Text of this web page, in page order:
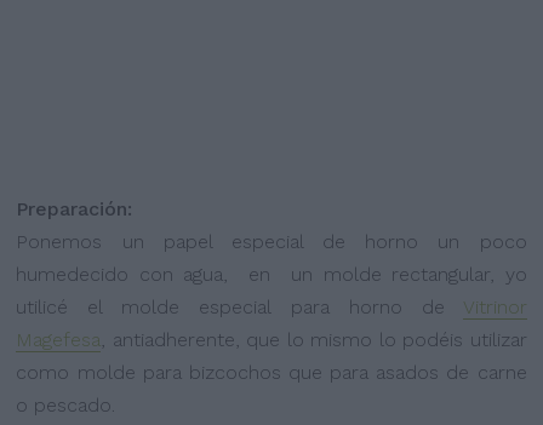
Preparación:
Ponemos un papel especial de horno un poco
humedecido con agua, en un molde rectangular, yo
utilicé el molde especial para horno de Vitrinor
Magefesa, antiadherente, que lo mismo lo podéis utilizar
como molde para bizcochos que para asados de carne
o pescado.